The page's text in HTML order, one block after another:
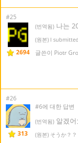
#25
2694
(번역됨) 나는
(원본) I
글쓴이 Piotr
#26
313
#6에 대한 답변
(번역됨) 알겠어
(원본) そうか？？